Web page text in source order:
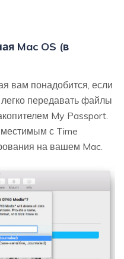
Mac OS (в
вам понадобится, если
передавать файлы
My Passport.
с Time
на вашем Mac.